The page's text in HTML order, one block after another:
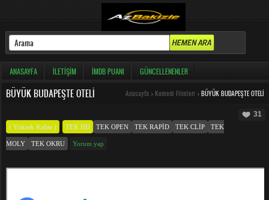
ANASAYFA İLETIŞIM İMDB PUANI GÜNCELLENENLER
BÜYÜK BUDAPEŞTE OTELI Anasayfa > Komedi Filmleri > BÜYÜK BUDAPEŞTE OTELI
31
( Yüksek Kalite ) TEK HD TEK OPEN TEK RAPID TEK CLIP TEK
MOLY TEK OKRU Yorum yap